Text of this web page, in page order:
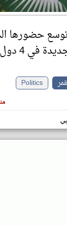
حضورها
4 دول أفريقية
Politics